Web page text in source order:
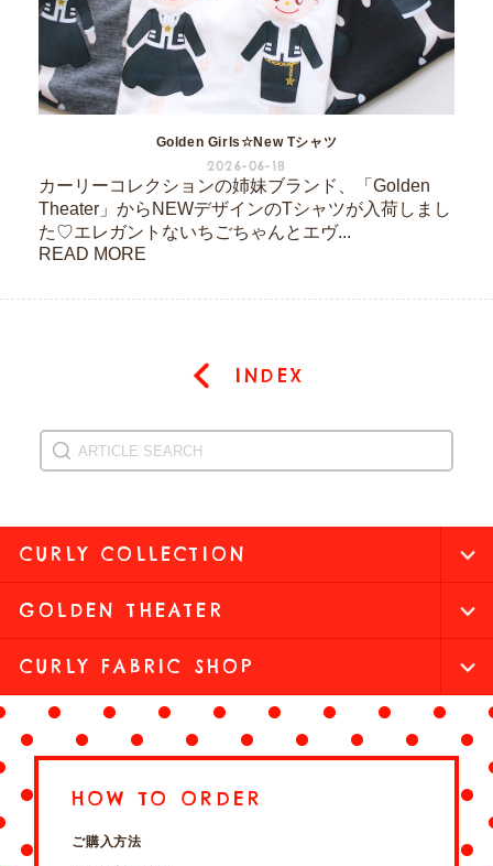
Golden Girls☆New Tシャツ
2026-06-18
カーリーコレクションの姉妹ブランド、「Golden
Theater」からNEWデザインのTシャツが入荷しまし
た♡エレガントないちごちゃんとエヴ...
READ MORE
INDEX
CURLY COLLECTION
GOLDEN THEATER
CURLY FABRIC SHOP
HOW TO ORDER
ご購入方法